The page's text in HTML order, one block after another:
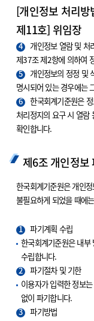
[개인정보 처리
제11호] 위임장
4
개인정보 열람 및 처
제37조 제2항에 의하여
5
개인정보의 정정 및
명시되어 있는 경우에는
6
한국회계기준원은
처리정지의 요구 시 열람
확인합니다.
제6조 개인정보
한국회계기준원은 개인
불필요하게 되었을 때에
1
파기계획 수립
한국회계기준원은 내부
수립합니다.
2
파기절차 및 기한
이용자가 입력한 정보
없이 파기합니다.
3
파기방법